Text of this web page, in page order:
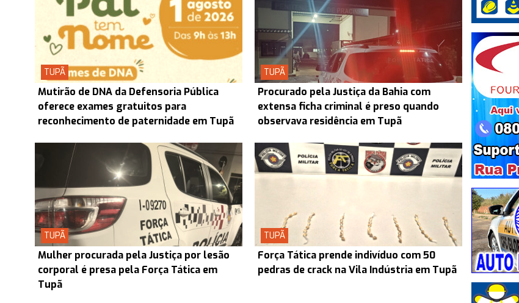
TUPÃ
Mutirão de DNA da Defensoria Pública
oferece exames gratuitos para
reconhecimento de paternidade em Tupã
TUPÃ
Procurado pela Justiça da Bahia com
extensa ficha criminal é preso quando
observava residência em Tupã
TUPÃ
Mulher procurada pela Justiça por lesão
corporal é presa pela Força Tática em
Tupã
TUPÃ
Força Tática prende indivíduo com 50
pedras de crack na Vila Indústria em Tupã